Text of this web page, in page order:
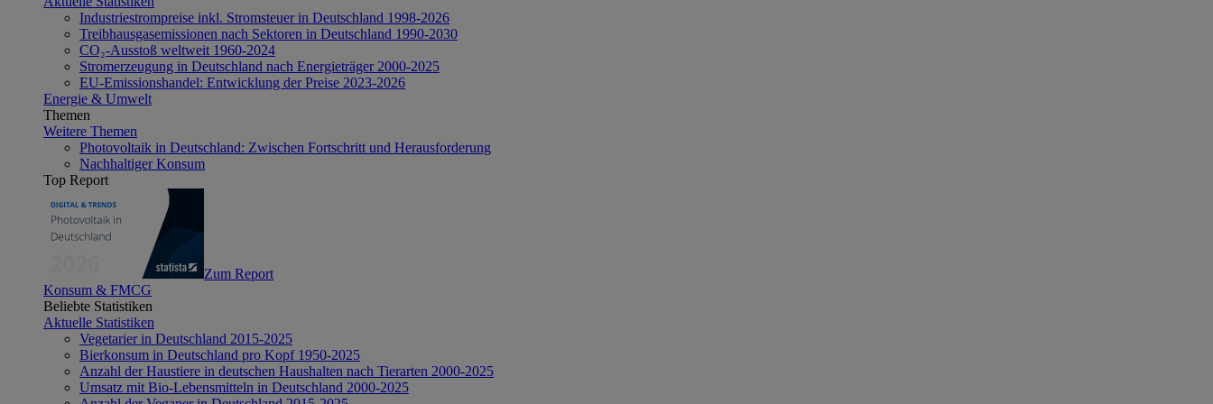
Industriestrompreise inkl. Stromsteuer in Deutschland 1998-2026
Treibhausgasemissionen nach Sektoren in Deutschland 1990-2030
CO₂-Ausstoß weltweit 1960-2024
Stromerzeugung in Deutschland nach Energieträger 2000-2025
EU-Emissionshandel: Entwicklung der Preise 2023-2026
Energie & Umwelt
Themen
Weitere Themen
Photovoltaik in Deutschland: Zwischen Fortschritt und Herausforderung
Nachhaltiger Konsum
Top Report
Zum Report
Konsum & FMCG
Beliebte Statistiken
Aktuelle Statistiken
Vegetarier in Deutschland 2015-2025
Bierkonsum in Deutschland pro Kopf 1950-2025
Anzahl der Haustiere in deutschen Haushalten nach Tierarten 2000-2025
Umsatz mit Bio-Lebensmitteln in Deutschland 2000-2025